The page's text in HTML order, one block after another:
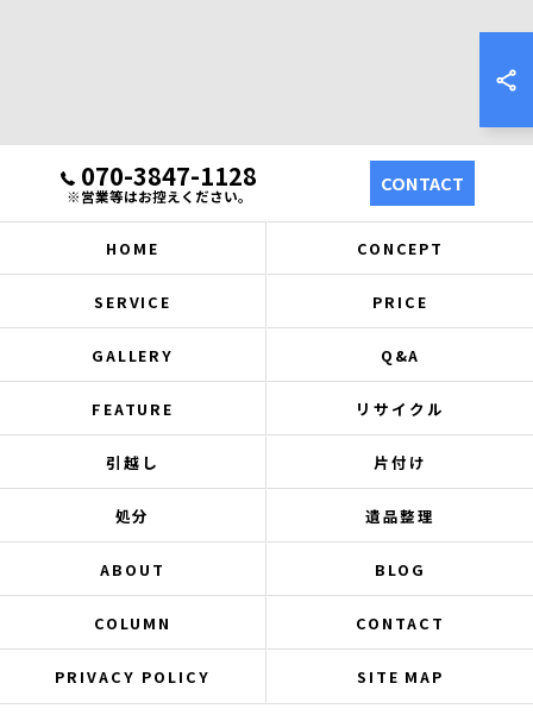
070-3847-1128
※営業等はお控えください。
CONTACT
HOME CONCEPT
SERVICE PRICE
GALLERY Q&A
FEATURE リサイクル
引越し 片付け
処分 遺品整理
ABOUT BLOG
COLUMN CONTACT
PRIVACY POLICY SITE MAP